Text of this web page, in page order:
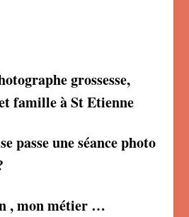
grossesse,
famille à St Etienne
passe une séance photo
, mon métier …